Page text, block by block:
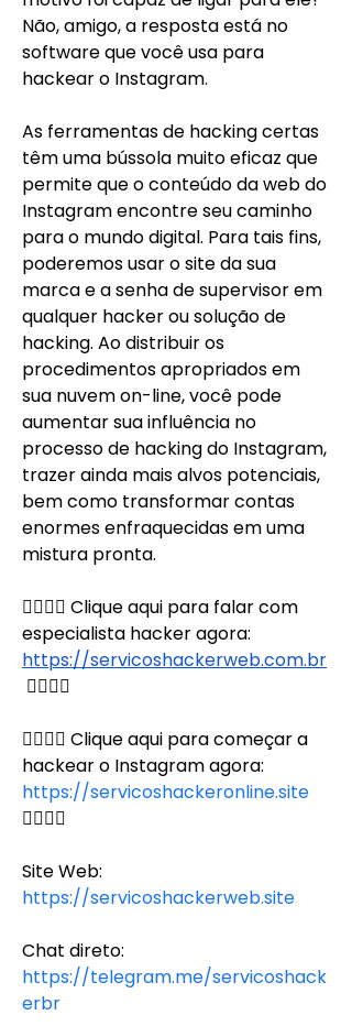
Não, amigo, a resposta está no
software que você usa para
hackear o Instagram.
As ferramentas de hacking certas
têm uma bússola muito eficaz que
permite que o conteúdo da web do
Instagram encontre seu caminho
para o mundo digital. Para tais fins,
poderemos usar o site da sua
marca e a senha de supervisor em
qualquer hacker ou solução de
hacking. Ao distribuir os
procedimentos apropriados em
sua nuvem on-line, você pode
aumentar sua influência no
processo de hacking do Instagram,
trazer ainda mais alvos potenciais,
bem como transformar contas
enormes enfraquecidas em uma
mistura pronta.
👉🏻👉🏻 Clique aqui para falar com
https://servicoshackerweb.com.br
👈🏻👈🏻
👉🏻👉🏻 Clique aqui para começar a
https://servicoshackeronline.site
👈🏻👈🏻
Site Web:
https://servicoshackerweb.site
Chat direto:
https://telegram.me/servicoshack
erbr